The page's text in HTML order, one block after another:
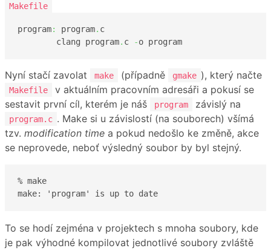
Makefile
program: program. c
	clang program
. c -o program
Nyní stačí zavolat make (případně gmake ), který načte
Makefile
v aktuálním pracovním adresáři a pokusí se
sestavit první cíl, kterém je náš
program závislý na
program.c . Make si u závislostí (na souborech) všímá
tzv. modification time a pokud nedošlo ke změně, akce
se neprovede, neboť výsledný soubor by byl stejný.
% make
make: 'program' is up to date
To se hodí zejména v projektech s mnoha soubory, kde
je pak výhodné kompilovat jednotlivé soubory zvláště